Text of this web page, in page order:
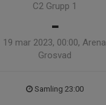
C2 Grupp 1
-
19 mar 2023, 00:00, Arena
Grosvad
Samling 23:00